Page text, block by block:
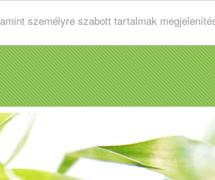
személyre szabott tartalmak